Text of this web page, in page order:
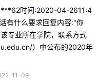
时间:2020-04-2611:4
有什么要求回复内容:"你
专业所在学院，联系方式
）中公布的2020年
11-09